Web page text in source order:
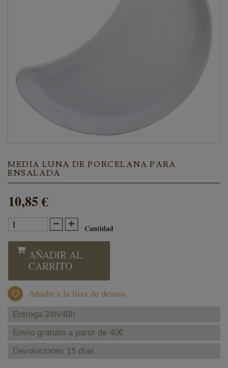
MEDIA LUNA DE PORCELANA PARA
ENSALADA
10,85 €
Cantidad
AÑADIR AL
CARRITO
Añadir a la lista de deseos
Entrega 24h/48h
Envío gratuito a partir de 40€
Devoluciones 15 días